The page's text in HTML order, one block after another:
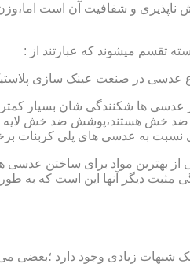
و شفافیت آن است
تقسم میشوند که عبارتند از :
عدسی ها شکنندگی شان بسیار
ضد خش هستند،پوشش ضد خش
نسبت به عدسی های پلی
از بهترین مواد برای ساختن
مثبت دیگر آنها این است که به طور
شبهات زیادی وجود دارد ؛بعضی